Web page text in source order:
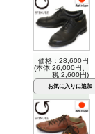
価格：28,600円
(本体 26,000円、
税 2,600円)